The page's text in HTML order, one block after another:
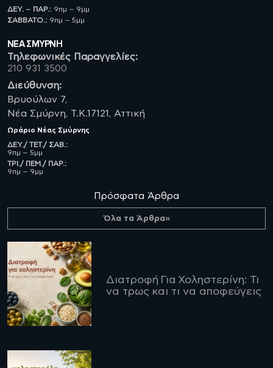
ΔΕΥ. – ΠΑΡ.: 9πμ – 9μμ
ΣΑΒBATO.: 9πμ – 5μμ
ΝΈΑ ΣΜΥΡΝΗ
Τηλεφωνικές Παραγγελίες:
210 931 3500
Διεύθυνση:
Βρυούλων 7,
Νέα Σμύρνη, Τ.Κ.17121, Αττική
Ωράριο Νέας Σμύρνης
ΔΕΥ./ ΤΕΤ./ ΣΑΒ.:
9πμ – 5μμ
ΤΡΙ./ ΠΕΜ./ ΠΑΡ.:
9πμ – 9μμ
Πρόσφατα Άρθρα
Όλα τα Άρθρα»
Διατροφή Για Χοληστερίνη: Τι
να τρως και τι να αποφεύγεις